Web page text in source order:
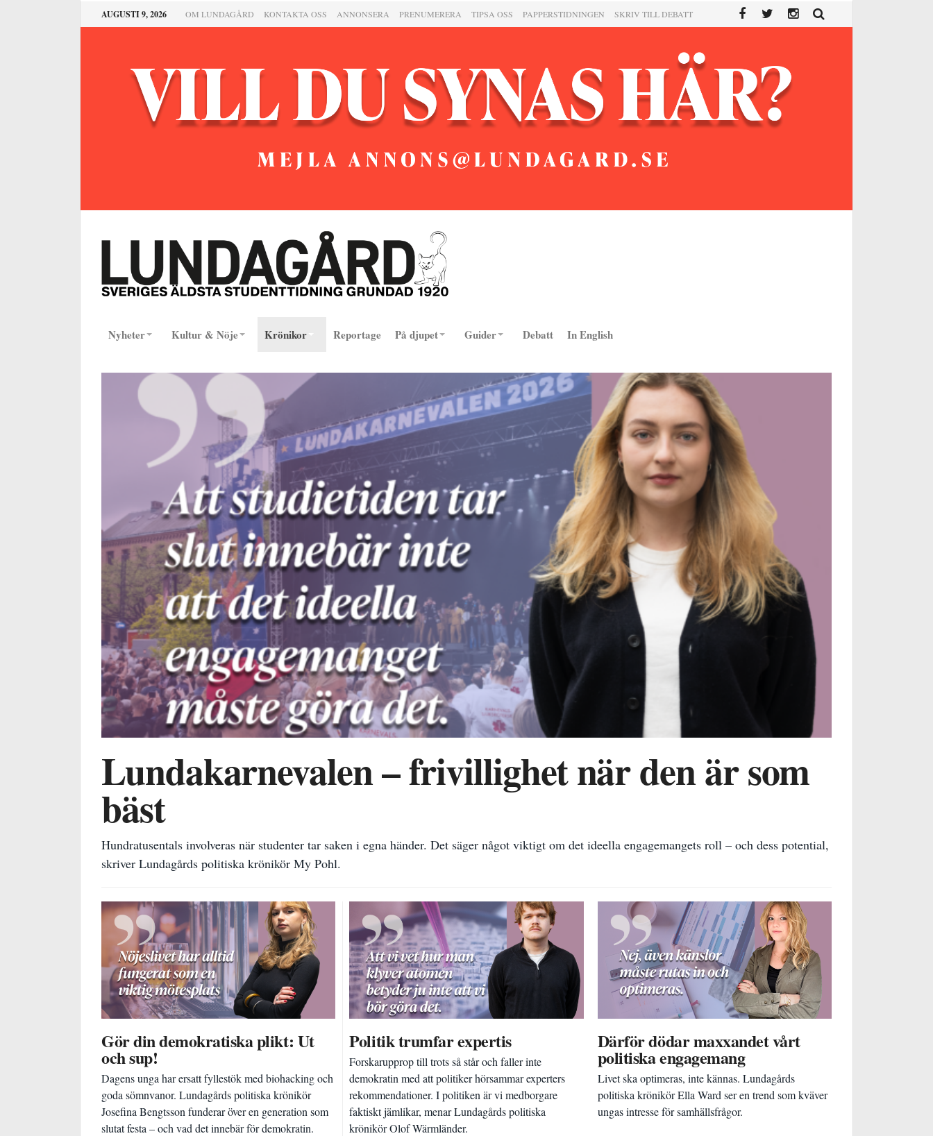
AUGUSTI 9, 2026 OM LUNDAGÅRD KONTAKTA OSS ANNONSERA PRENUMERERA TIPSA OSS PAPPERSTIDNINGEN SKRIV TILL DEBATT
Nyheter Kultur & Nöje Krönikor Reportage På djupet Guider Debatt In English
Lundakarnevalen – frivillighet när den är som
bäst
Hundratusentals involveras när studenter tar saken i egna händer. Det säger något viktigt om det ideella engagemangets roll – och dess potential,
skriver Lundagårds politiska krönikör My Pohl.
Gör din demokratiska plikt: Ut
och sup!
Dagens unga har ersatt fyllestök med biohacking och
goda sömnvanor. Lundagårds politiska krönikör
Josefina Bengtsson funderar över en generation som
slutat festa – och vad det innebär för demokratin.
Politik trumfar expertis
Forskarupprop till trots så står och faller inte
demokratin med att politiker hörsammar experters
rekommendationer. I politiken är vi medborgare
faktiskt jämlikar, menar Lundagårds politiska
krönikör Olof Wärmländer.
Därför dödar maxxandet vårt
politiska engagemang
Livet ska optimeras, inte kännas. Lundagårds
politiska krönikör Ella Ward ser en trend som kväver
ungas intresse för samhällsfrågor.